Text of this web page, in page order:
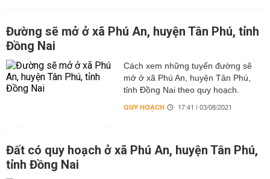
Đường sẽ mở ở xã Phú An, huyện Tân Phú, tỉnh
Đồng Nai
Cách xem những tuyến đường sẽ
mở ở xã Phú An, huyện Tân Phú,
tỉnh Đồng Nai theo quy hoạch.
QUY HOẠCH 17:41 | 03/08/2021
Đất có quy hoạch ở xã Phú An, huyện Tân Phú,
tỉnh Đồng Nai